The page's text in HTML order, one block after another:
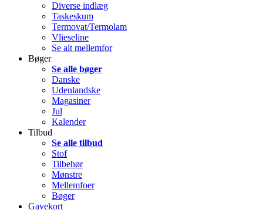
Diverse indlæg
Taskeskum
Termovat/Termolam
Vlieseline
Se alt mellemfor
Bøger
Se alle bøger
Danske
Udenlandske
Magasiner
Jul
Kalender
Tilbud
Se alle tilbud
Stof
Tilbehør
Mønstre
Mellemfoer
Bøger
Gavekort